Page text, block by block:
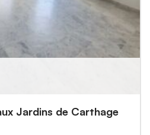
Jardins de Carthage